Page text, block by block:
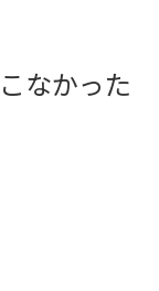
なかった